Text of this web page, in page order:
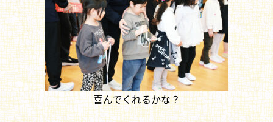
喜んでくれるかな？